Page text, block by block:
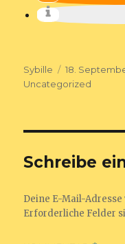
Autor
Sybille
Veröffentlicht
am
18.
Uncategorized
Schreibe
Deine E-Mail-
Erforderliche Felder